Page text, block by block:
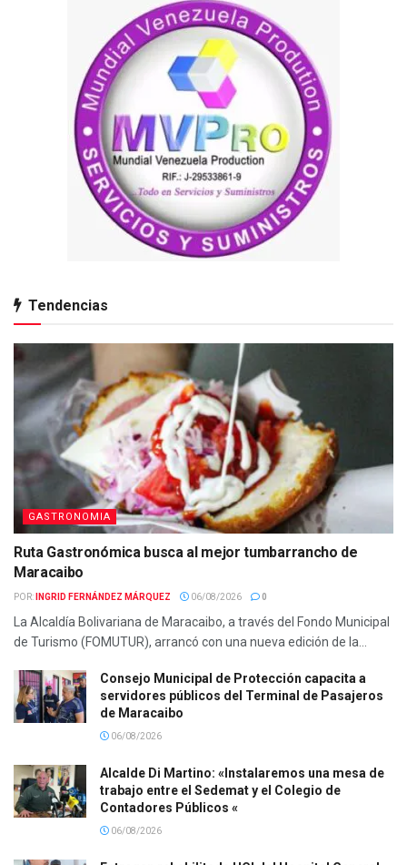
Tendencias
GASTRONOMIA
Ruta Gastronómica busca al mejor tumbarrancho de
Maracaibo
POR: INGRID FERNÁNDEZ MÁRQUEZ 06/08/2026 0
La Alcaldía Bolivariana de Maracaibo, a través del Fondo Municipal
de Turismo (FOMUTUR), arrancó con una nueva edición de la...
Consejo Municipal de Protección capacita a
servidores públicos del Terminal de Pasajeros
de Maracaibo
06/08/2026
Alcalde Di Martino: «Instalaremos una mesa de
trabajo entre el Sedemat y el Colegio de
Contadores Públicos «
06/08/2026